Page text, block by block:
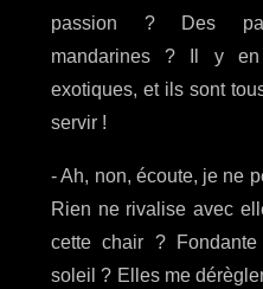
passion ? Des
mandarines ? Il y
exotiques, et ils sont
servir !
- Ah, non, écoute, je ne
Rien ne rivalise avec
cette chair ?
soleil ? Elles me